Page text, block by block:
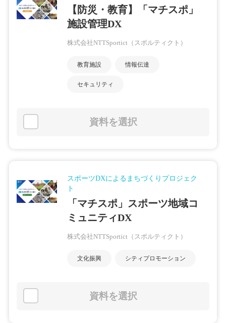
【防災・教育】「マチスポ」
施設管理DX
株式会社NTTSportict（スポルティクト）
教育施設 情報伝達
セキュリティ
資料を選択
スポーツDXによるまちづくりプロジェク
ト
「マチスポ」スポーツ地域コ
ミュニティDX
株式会社NTTSportict（スポルティクト）
文化振興 シティプロモーション
資料を選択